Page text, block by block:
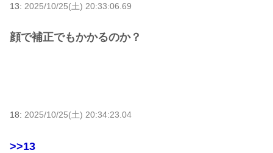
13: 2025/10/25(土) 20:33:06.69
顔で補正でもかかるのか？
18: 2025/10/25(土) 20:34:23.04
>>13